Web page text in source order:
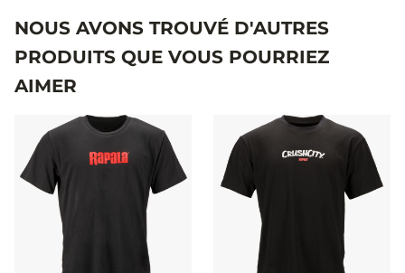
NOUS AVONS TROUVÉ D'AUTRES
PRODUITS QUE VOUS POURRIEZ
AIMER